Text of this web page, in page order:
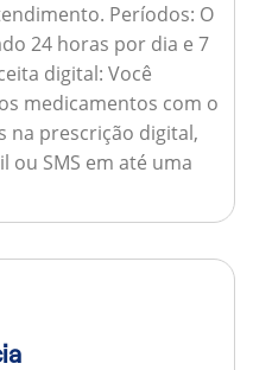
Períodos: O
24 horas por dia e 7
digital: Você
medicamentos com o
na prescrição digital,
ou SMS em até uma